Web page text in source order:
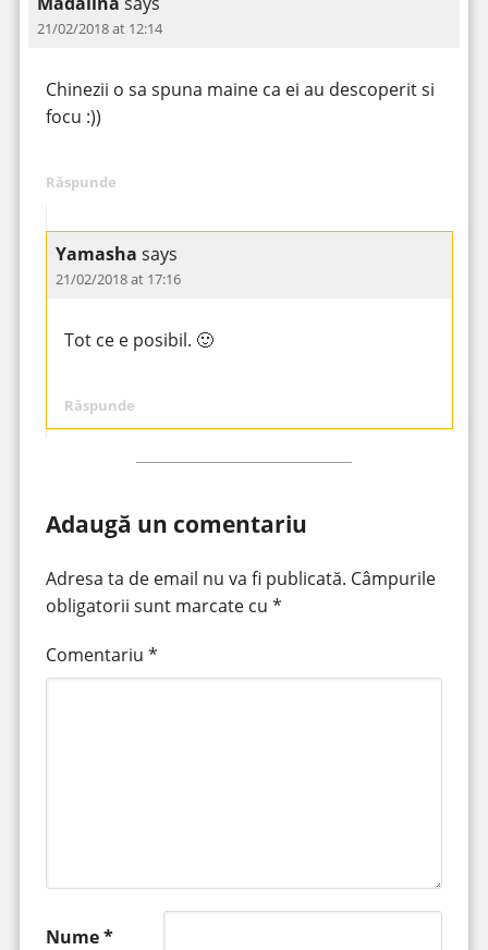
21/02/2018 at 12:14
Chinezii o sa spuna maine ca ei au descoperit si
focu :))
Răspunde
Yamasha says
21/02/2018 at 17:16
Tot ce e posibil. 🙂
Răspunde
Adaugă un comentariu
Adresa ta de email nu va fi publicată. Câmpurile
obligatorii sunt marcate cu *
Comentariu *
Nume*